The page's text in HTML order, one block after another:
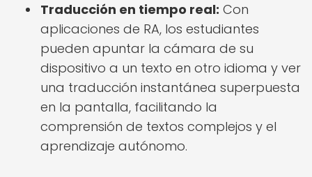
Traducción en tiempo real: Con
aplicaciones de RA, los estudiantes
pueden apuntar la cámara de su
dispositivo a un texto en otro idioma y ver
una traducción instantánea superpuesta
en la pantalla, facilitando la
comprensión de textos complejos y el
aprendizaje autónomo.